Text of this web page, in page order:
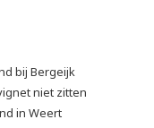
bij Bergeijk
niet zitten
in Weert